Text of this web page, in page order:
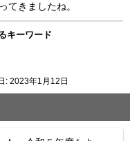
きましたね。
キーワード
: 2023年1月12日